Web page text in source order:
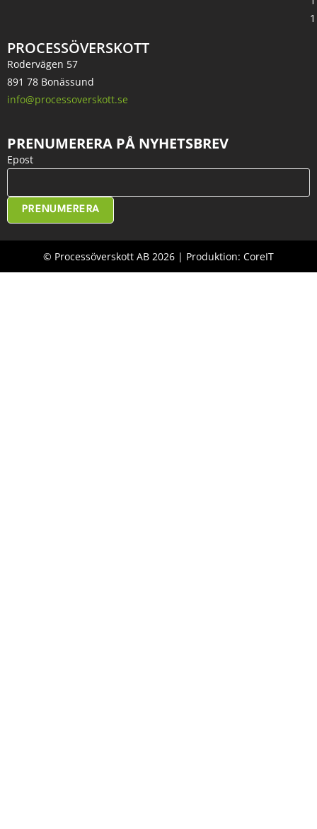
PROCESSÖVERSKOTT
Rodervägen 57
891 78 Bonässund
info@processoverskott.se
1
PRENUMERERA PÅ NYHETSBREV
Epost
PRENUMERERA
© Processöverskott AB 2026 | Produktion: CoreIT